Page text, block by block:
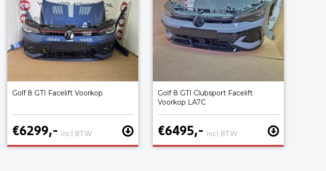
Golf 8 GTI Facelift Voorkop
€6299,- incl BTW
Golf 8 GTI Clubsport Facelift
Voorkop LA7C
€6495,- incl BTW